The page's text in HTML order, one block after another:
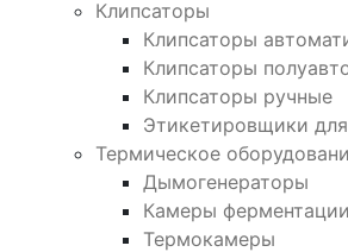
Клипсаторы
Клипсаторы
Клипсаторы
Клипсаторы ручные
Этикетировщики
Термическое
Дымогенераторы
Камеры
Термокамеры